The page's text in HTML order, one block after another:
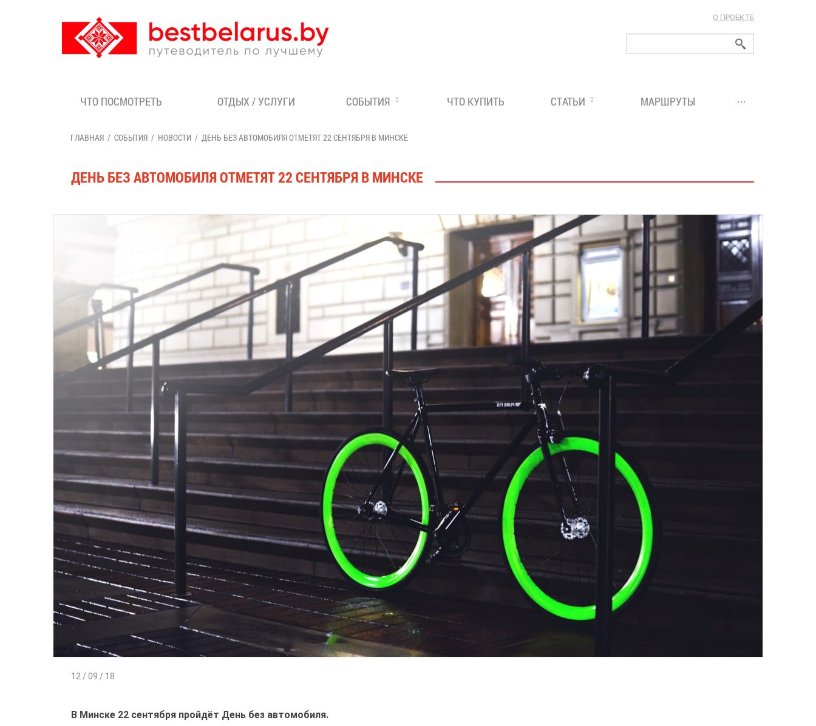
О ПРОЕКТЕ
ЧТО ПОСМОТРЕТЬ ОТДЫХ / УСЛУГИ СОБЫТИЯ ЧТО КУПИТЬ СТАТЬИ МАРШРУТЫ ...
ГЛАВНАЯ СОБЫТИЯ НОВОСТИ ДЕНЬ БЕЗ АВТОМОБИЛЯ ОТМЕТЯТ 22 СЕНТЯБРЯ В МИНСКЕ
ДЕНЬ БЕЗ АВТОМОБИЛЯ ОТМЕТЯТ 22 СЕНТЯБРЯ В МИНСКЕ
12 / 09 / 18
В Минске 22 сентября пройдёт День без автомобиля.